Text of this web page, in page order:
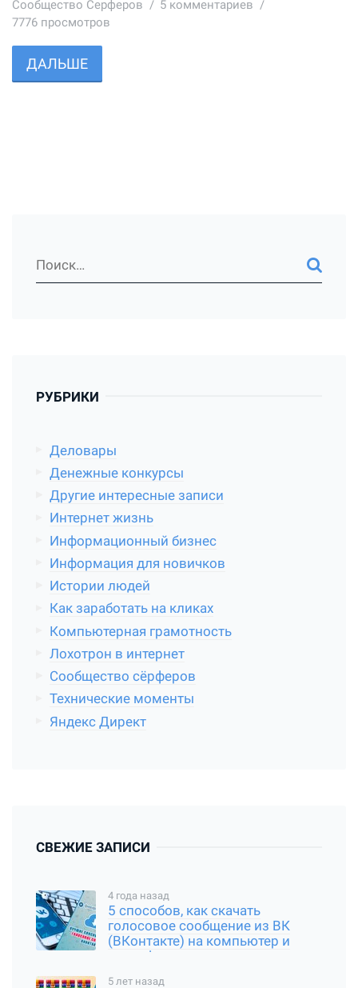
Сообщество Серферов 5 комментариев
7776 просмотров
ДАЛЬШЕ
РУБРИКИ
Деловары
Денежные конкурсы
Другие интересные записи
Интернет жизнь
Информационный бизнес
Информация для новичков
Истории людей
Как заработать на кликах
Компьютерная грамотность
Лохотрон в интернет
Сообщество сёрферов
Технические моменты
Яндекс Директ
СВЕЖИЕ ЗАПИСИ
4 года назад
5 способов, как скачать
голосовое сообщение из ВК
(ВКонтакте) на компьютер и
смартфон
5 лет назад